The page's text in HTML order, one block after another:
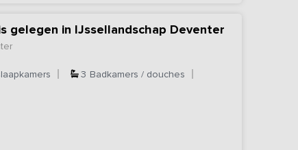
gelegen in IJssellandschap Deventer
3 Badkamers / douches